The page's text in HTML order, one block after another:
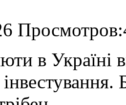
в Україні